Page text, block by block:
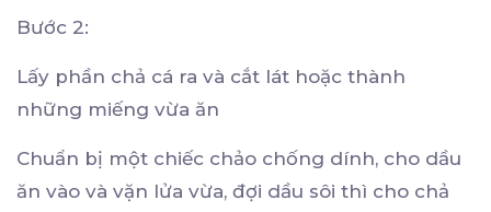
Bước 2:
Lấy phần chả cá ra và cắt lát hoặc thành
những miếng vừa ăn
Chuẩn bị một chiếc chảo chống dính, cho dầu
ăn vào và vặn lửa vừa, đợi dầu sôi thì cho chả